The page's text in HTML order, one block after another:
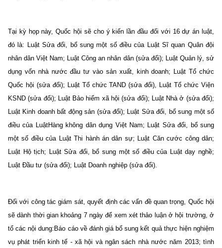
Tại kỳ họp này, Quốc hội sẽ cho ý kiến lần đầu đối với 16 dự án luật,
đó là: Luật Sửa đổi, bổ sung một số điều của Luật Sĩ quan Quân đội
nhân dân Việt Nam; Luật Công an nhân dân (sửa đổi); Luật Quản lý, sử
dụng vốn nhà nước đầu tư vào sản xuất, kinh doanh; Luật Tổ chức
Quốc hội (sửa đổi); Luật Tổ chức TAND (sửa đổi), Luật Tổ chức Viện
KSND (sửa đổi); Luật Bảo hiểm xã hội (sửa đổi); Luật Nhà ở (sửa đổi);
Luật Kinh doanh bất động sản (sửa đổi); Luật Sửa đổi, bổ sung một số
điều của LuậtHàng không dân dụng Việt Nam; Luật Sửa đổi, bổ sung
một số điều của Luật Thi hành án dân sự; Luật Căn cước công dân;
Luật Hộ tịch; Luật Sửa đổi, bổ sung một số điều của Luật dạy nghề;
Luật Đầu tư (sửa đổi); Luật Doanh nghiệp (sửa đổi).
Đối với công tác giám sát, quyết định các vấn đề quan trọng, Quốc hội
sẽ dành thời gian khoảng 7 ngày để xem xét thảo luận ở hội trường, ở
tổ các nội dung:Báo cáo về đánh giá bổ sung kết quả thực hiện nghiệm
vụ phát triển kinh tế - xã hội và ngân sách nhà nước năm 2013; tình